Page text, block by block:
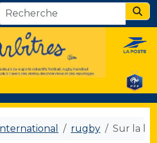
International rugby Sur la